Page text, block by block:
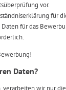
vor.
für
für das
Daten?
verarbeiten wir nur